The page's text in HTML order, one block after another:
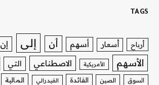
TAGS
أرباح أسعار أسهم أن إلى إن
الأسهم الأمريكية الاصطناعي التي
السوق الصين الفائدة الفيدرالي المالية